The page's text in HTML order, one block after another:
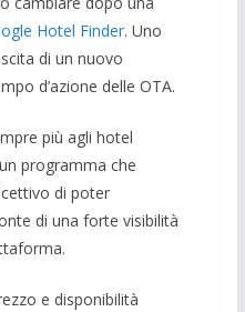
Hotel Finder. Uno
di un nuovo
d’azione delle OTA.
più agli hotel
programma che
di poter
di una forte visibilità
e disponibilità